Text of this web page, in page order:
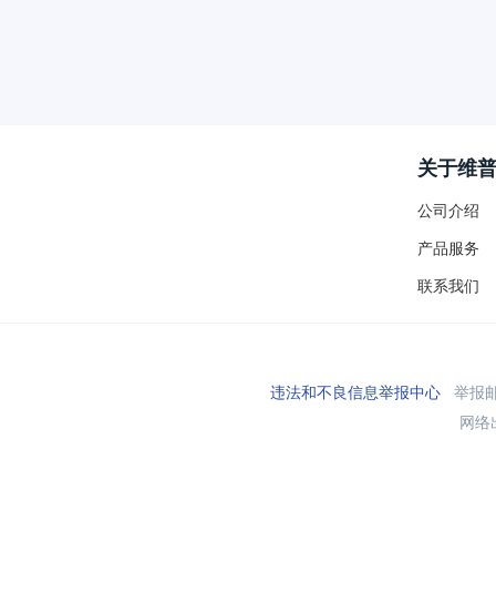
关于维普
公司介绍
产品服务
联系我们
违法和不良信息举报中心举报
网